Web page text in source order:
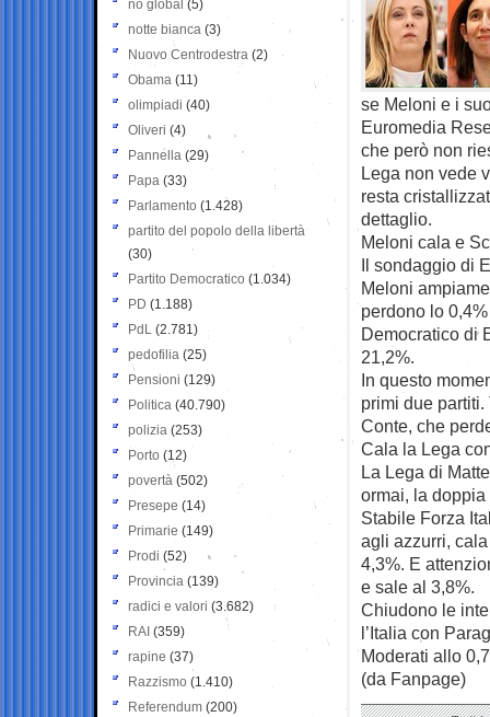
se Meloni e i
Euromedia
che però non
Lega non vede
resta
dettaglio.
Meloni cala e
Il sondaggio di
Meloni
perdono lo
Democratico di
21,2%.
In questo
primi due
Conte, che
Cala la Lega
La Lega di
ormai, la
Stabile Forza
agli azzurri,
4,3%. E
e sale al 3,8%.
Chiudono le
l’Italia con
Moderati allo
(da Fanpage)
no global (5)
notte bianca (3)
Nuovo Centrodestra (2)
Obama (11)
olimpiadi (40)
Oliveri (4)
Pannella (29)
Papa (33)
Parlamento (1.428)
partito del popolo della libertà
(30)
Partito Democratico (1.034)
PD (1.188)
PdL (2.781)
pedofilia (25)
Pensioni (129)
Politica (40.790)
polizia (253)
Porto (12)
povertà (502)
Presepe (14)
Primarie (149)
Prodi (52)
Provincia (139)
radici e valori (3.682)
RAI (359)
rapine (37)
Razzismo (1.410)
Referendum (200)